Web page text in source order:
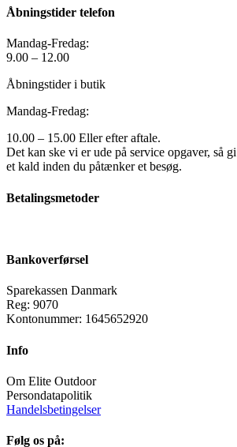
Åbningstider telefon
Mandag-Fredag:
9.00 – 12.00
Åbningstider i butik
Mandag-Fredag:
10.00 – 15.00 Eller efter aftale.
Det kan ske vi er ude på service opgaver, så gi
et kald inden du påtænker et besøg.
Betalingsmetoder
Bankoverførsel
Sparekassen Danmark
Reg: 9070
Kontonummer: 1645652920
Info
Om Elite Outdoor
Persondatapolitik
Handelsbetingelser
Følg os på: